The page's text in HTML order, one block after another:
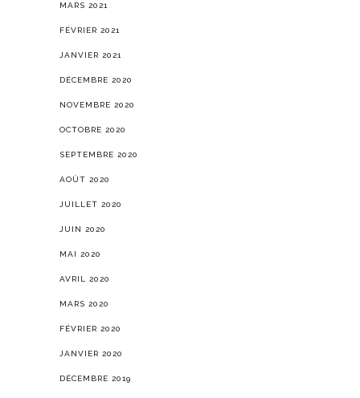
MARS 2021
FÉVRIER 2021
JANVIER 2021
DÉCEMBRE 2020
NOVEMBRE 2020
OCTOBRE 2020
SEPTEMBRE 2020
AOÛT 2020
JUILLET 2020
JUIN 2020
MAI 2020
AVRIL 2020
MARS 2020
FÉVRIER 2020
JANVIER 2020
DÉCEMBRE 2019